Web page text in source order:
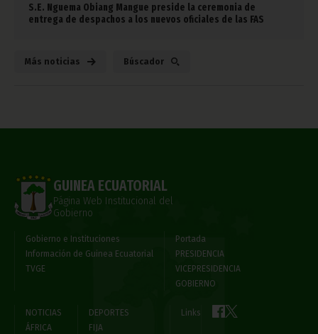
S.E. Nguema Obiang Mangue preside la ceremonia de
entrega de despachos a los nuevos oficiales de las FAS
Más noticias Búscador
GUINEA ECUATORIAL
Página Web Institucional del
Gobierno
Gobierno e Instituciones
Información de Guinea Ecuatorial
TVGE
Portada
PRESIDENCIA
VICEPRESIDENCIA
GOBIERNO
NOTICIAS
ÁFRICA
DEPORTES
FIJA
Links